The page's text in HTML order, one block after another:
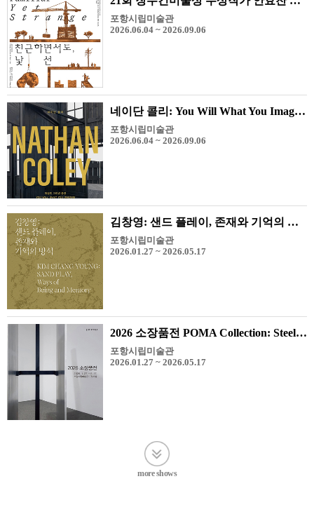
포항시립미술관
2026.06.04 ~ 2026.09.06
네이단 콜리: You Will What You Imagine
포항시립미술관
2026.06.04 ~ 2026.09.06
김창영: 샌드 플레이, 존재와 기억의 방식
포항시립미술관
2026.01.27 ~ 2026.05.17
2026 소장품전 POMA Collection: Steel Sculpture
포항시립미술관
2026.01.27 ~ 2026.05.17
more shows